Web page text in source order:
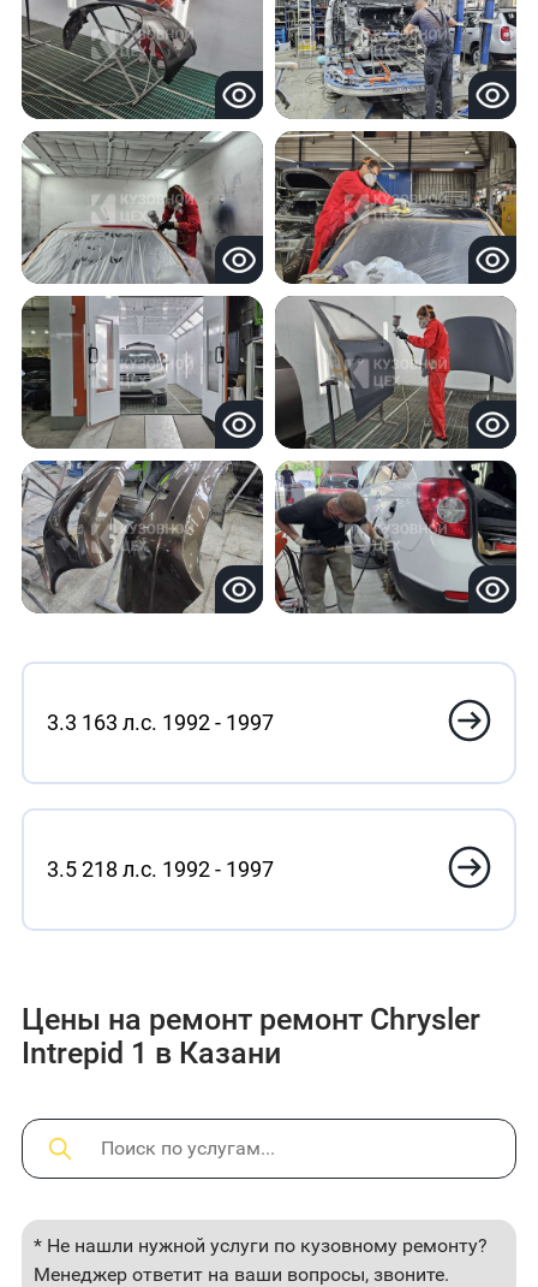
3.3 163 л.с. 1992 - 1997
3.5 218 л.с. 1992 - 1997
Цены на ремонт ремонт Chrysler
Intrepid 1 в Казани
* Не нашли нужной услуги по кузовному ремонту?
Менеджер ответит на ваши вопросы, звоните.